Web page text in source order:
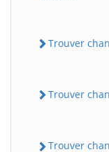
Trouver
Trouver
Trouver